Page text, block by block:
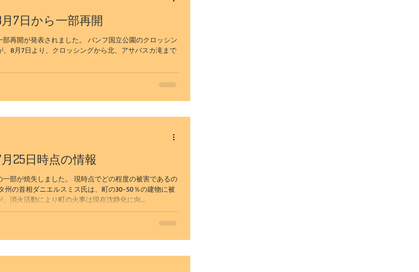
7日から一部再開
再開が発表されました。 バンフ国立公園のクロッシン
8月7日より、クロッシングから北、アサバスカ滝まで
25日時点の情報
部が焼失しました。 現時点でどの程度の被害であるの
州の首相ダニエルスミス氏は、町の30-50％の建物に被
消火活動により町の火事は現在沈静化に向...